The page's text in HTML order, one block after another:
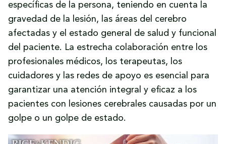
específicas de la persona, teniendo en cuenta la
gravedad de la lesión, las áreas del cerebro
afectadas y el estado general de salud y funcional
del paciente. La estrecha colaboración entre los
profesionales médicos, los terapeutas, los
cuidadores y las redes de apoyo es esencial para
garantizar una atención integral y eficaz a los
pacientes con lesiones cerebrales causadas por un
golpe o un golpe de estado.